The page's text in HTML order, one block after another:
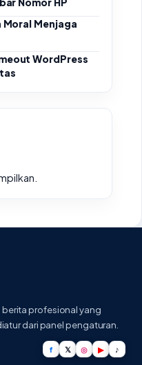
Moral Menjaga
WordPress
berita profesional yang
dari panel pengaturan.
f 𝕏 ◎ ▶ ♪